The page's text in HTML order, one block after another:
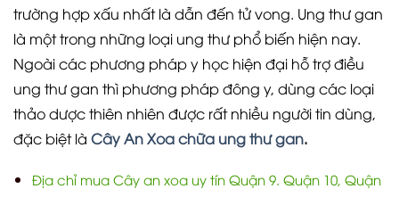
trường hợp xấu nhất là dẫn đến tử vong. Ung thư gan
là một trong những loại ung thư phổ biến hiện nay.
Ngoài các phương pháp y học hiện đại hỗ trợ điều
ung thư gan thì phương pháp đông y, dùng các loại
thảo dược thiên nhiên được rất nhiều người tin dùng,
đặc biệt là Cây An Xoa chữa ung thư gan.
Địa chỉ mua Cây an xoa uy tín Quận 9. Quận 10, Quận